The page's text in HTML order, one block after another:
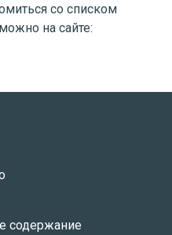
со списком
на сайте:
содержание